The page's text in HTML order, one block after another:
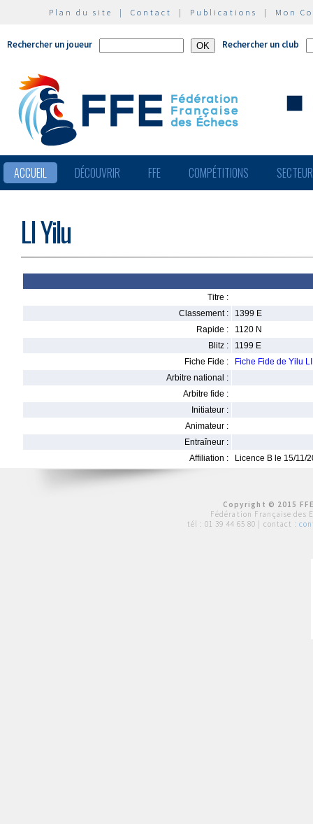
Plan du site | Contact | Publications | Mon
Rechercher un joueur Rechercher un club
ACCUEIL DÉCOUVRIR FFE COMPÉTITIONS
LI Yilu
Titre :
Classement :
1399 E
Rapide :
1120 N
Blitz :
1199 E
Fiche Fide :
Fiche Fide de Yilu LI
Arbitre national :
Arbitre fide :
Initiateur :
Animateur :
Entraîneur :
Affiliation :
Licence B le 15/11/
Copyright © 2015
Fédération Française des
tél : 01 39 44 65 80 | contact :